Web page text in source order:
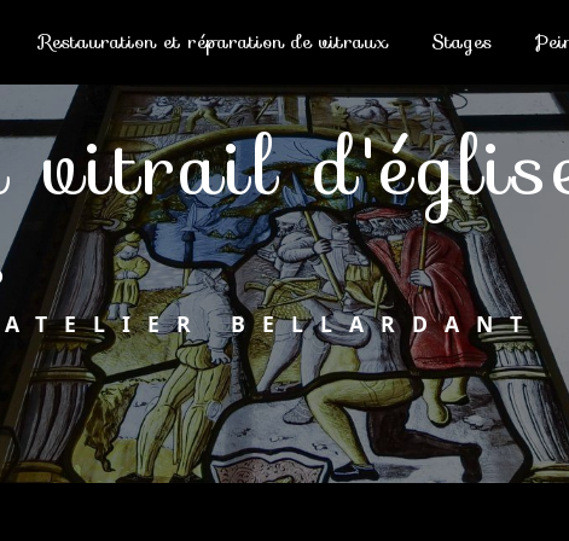
Restauration et réparation de vitraux Stages
ATELIER BELLARDANT